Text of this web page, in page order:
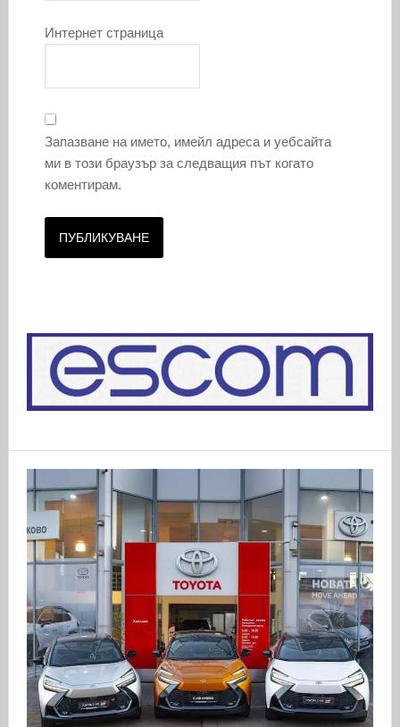
Интернет страница
Запазване на името, имейл адреса и уебсайта
ми в този браузър за следващия път когато
коментирам.